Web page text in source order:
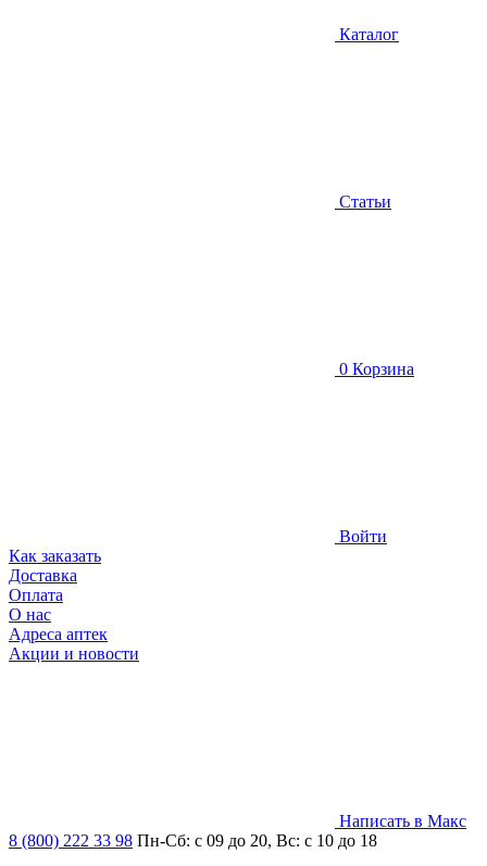
Каталог
Статьи
0 Корзина
Войти
Как заказать
Доставка
Оплата
О нас
Адреса аптек
Акции и новости
Написать в Макс
8 (800) 222 33 98 Пн-Сб: с 09 до 20, Вс: с 10 до 18